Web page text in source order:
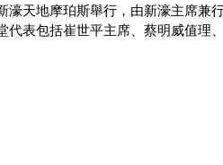
濠天地摩珀斯舉行，由新濠主席兼
代表包括崔世平主席、蔡明威值理